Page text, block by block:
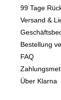
99 Tage
Versand &
Bestellung
FAQ
Über Klarna